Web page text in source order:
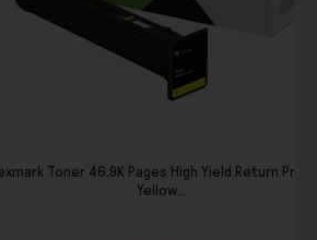
46.9K Pages High Yield Return Progam